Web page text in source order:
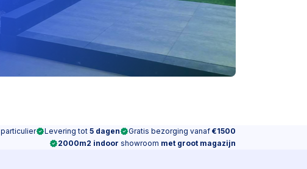
particulier Levering tot 5 dagen Gratis bezorging vanaf €1500
2000m2 indoor showroom met groot magazijn